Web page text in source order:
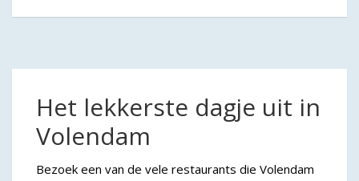
Het lekkerste dagje uit in
Volendam
Bezoek een van de vele restaurants die Volendam